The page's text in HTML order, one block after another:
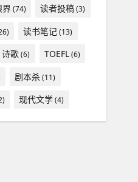
界(74) 读者投稿(3)
读书笔记(13)
诗歌(6) TOEFL(6)
剧本杀(11)
现代文学(4)